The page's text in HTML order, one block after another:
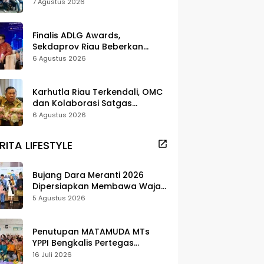
Finalis ADLG Awards,
Sekdaprov Riau Beberkan
Strategi Digitalisasi untuk
6 Agustus 2026
Karhutla Riau Terkendali, OMC
dan Kolaborasi Satgas
Berhasil Tekan Titik Api
6 Agustus 2026
LIFESTYLE
Bujang Dara Meranti 2026
Dipersiapkan Membawa Wajah
Daerah ke Publik
5 Agustus 2026
Penutupan MATAMUDA MTs
YPPI Bengkalis Pertegas
Pendidikan Berbasis Adat dan
16 Juli 2026